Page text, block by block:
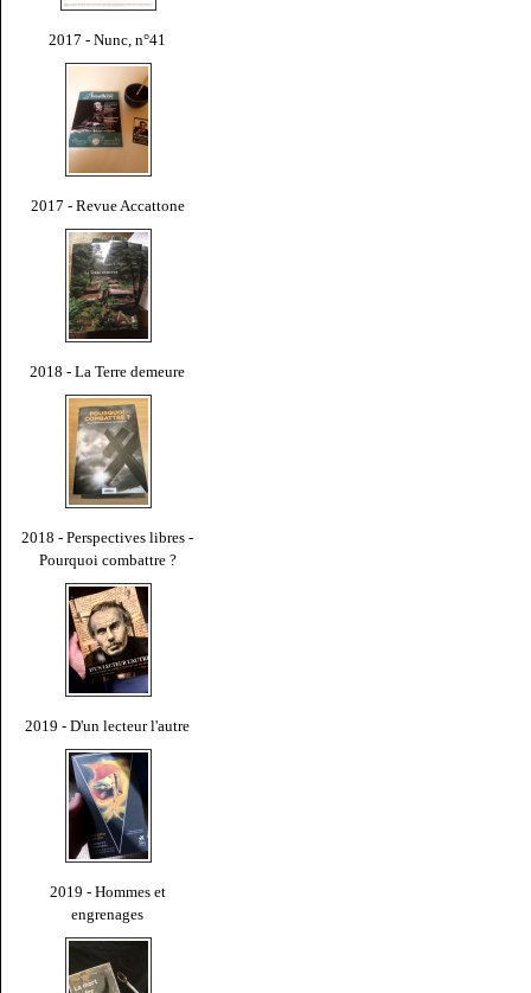
2017 - Nunc, n°41
2017 - Revue Accattone
2018 - La Terre demeure
2018 - Perspectives libres -
Pourquoi combattre ?
2019 - D'un lecteur l'autre
2019 - Hommes et
engrenages